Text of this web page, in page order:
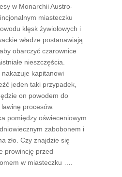
w Monarchii Austro-
miasteczku
klęsk żywiołowych i
władze postanawiają
obarczyć czarownice
nieszczęścia.
kapitanowi
jeden taki przypadek,
on powodem do
procesów.
pomiędzy oświeceniowym
zabobonem i
zło. Czy znajdzie się
prowincję przed
w miasteczku ….